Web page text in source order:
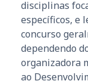
disciplinas
específicos, e
concurso
dependendo
organizadora
ao